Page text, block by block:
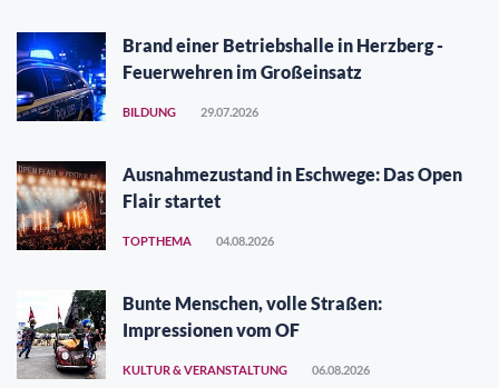
Brand einer Betriebshalle in Herzberg -
Feuerwehren im Großeinsatz
BILDUNG 29.07.2026
Ausnahmezustand in Eschwege: Das Open
Flair startet
TOPTHEMA 04.08.2026
Bunte Menschen, volle Straßen:
Impressionen vom OF
KULTUR & VERANSTALTUNG 06.08.2026